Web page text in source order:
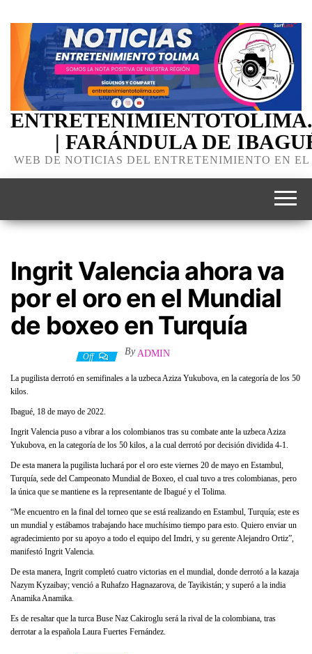
| FARÁNDULA DE
WEB DE NOTICIAS DEL ENTRETENIMIENTO EN
Ingrit Valencia ahora va
por el oro en el Mundial
de boxeo en Turquía
Off By ADMIN
La pugilista derrotó en semifinales a la uzbeca Aziza Yukubova, en la categoría de los 50
kilos.
Ibagué, 18 de mayo de 2022.
Ingrit Valencia puso a vibrar a los colombianos tras su combate ante la uzbeca Aziza
Yukubova, en la categoría de los 50 kilos, a la cual derrotó por decisión dividida 4-1.
De esta manera la pugilista luchará por el oro este viernes 20 de mayo en Estambul,
Turquía, sede del Campeonato Mundial de Boxeo, el cual tuvo a tres colombianas, pero
la única que se mantiene es la representante de Ibagué y el Tolima.
“Me encuentro en la final del torneo que se está realizando en Estambul, Turquía; este es
un mundial y estábamos trabajando hace muchísimo tiempo para esto. Quiero enviar un
agradecimiento por su apoyo a todo el equipo del Imdri, y su gerente Alejandro Ortiz”,
manifestó Ingrit Valencia.
De esta manera, Ingrit completó cuatro victorias en el mundial, donde derrotó a la kazaja
Nazym Kyzaibay; venció a Ruhafzo Hagnazarova, de Tayikistán; y superó a la india
Anamika Anamika.
Es de resaltar que la turca Buse Naz Cakiroglu será la rival de la colombiana, tras
derrotar a la española Laura Fuertes Fernández.